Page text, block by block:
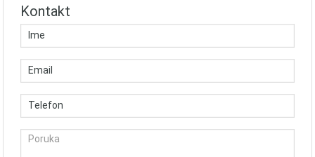
Kontakt